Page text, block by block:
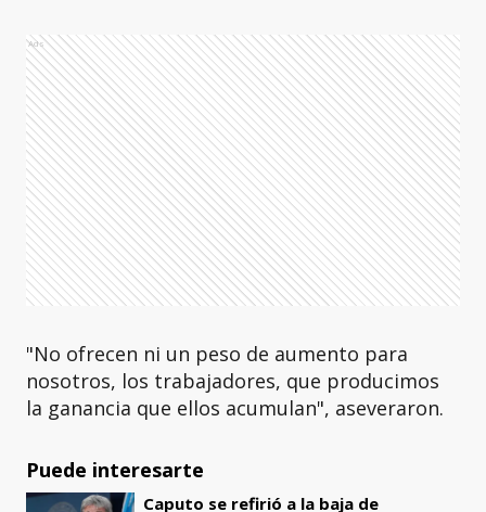
Ads
"No ofrecen ni un peso de aumento para
nosotros, los trabajadores, que producimos
la ganancia que ellos acumulan", aseveraron.
Puede interesarte
Caputo se refirió a la baja de